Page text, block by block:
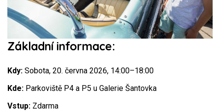
Základní informace:
Kdy: Sobota, 20. června 2026, 14:00–18:00
Kde: Parkoviště P4 a P5 u Galerie Šantovka
Vstup: Zdarma